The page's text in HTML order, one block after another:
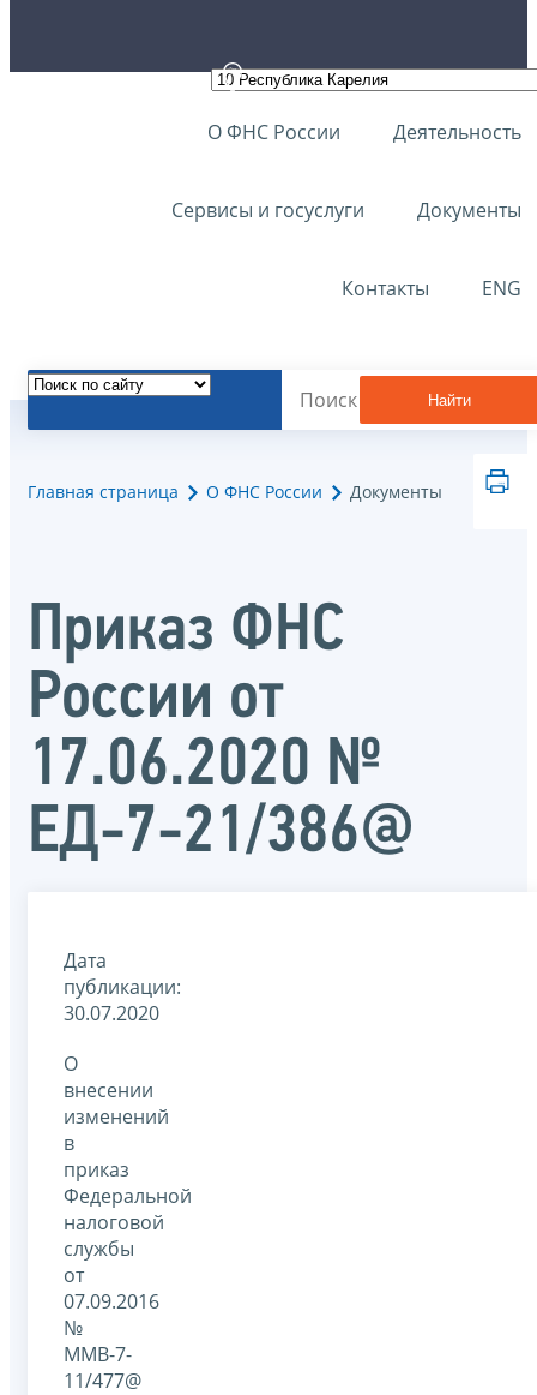
О ФНС России Деятельность
Сервисы и госуслуги Документы
Контакты ENG
Найти
Главная страница О ФНС России Документы
Приказ ФНС
России от
17.06.2020 №
ЕД-7-21/386@
Дата
публикации:
30.07.2020
О
внесении
изменений
в
приказ
Федеральной
налоговой
службы
от
07.09.2016
№
ММВ-7-
11/477@